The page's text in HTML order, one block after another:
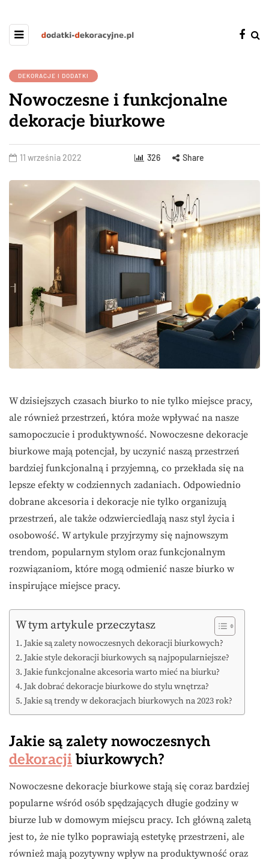
DEKORACJE I DODATKI
Nowoczesne i funkcjonalne
dekoracje biurkowe
11 września 2022 326 Share
W dzisiejszych czasach biurko to nie tylko miejsce pracy,
ale również przestrzeń, która może wpływać na nasze
samopoczucie i produktywność. Nowoczesne dekoracje
biurkowe mają potencjał, by uczynić naszą przestrzeń
bardziej funkcjonalną i przyjemną, co przekłada się na
lepsze efekty w codziennych zadaniach. Odpowiednio
dobrane akcesoria i dekoracje nie tylko organizują
przestrzeń, ale także odzwierciedlają nasz styl życia i
osobowość. W artykule przyjrzymy się najnowszym
trendom, popularnym stylom oraz funkcjonalnym
rozwiązaniom, które mogą odmienić nasze biurko w
inspirujące miejsce pracy.
W tym artykule przeczytasz
Jakie są zalety nowoczesnych dekoracji biurkowych?
Jakie style dekoracji biurkowych są najpopularniejsze?
Jakie funkcjonalne akcesoria warto mieć na biurku?
Jak dobrać dekoracje biurkowe do stylu wnętrza?
Jakie są trendy w dekoracjach biurkowych na 2023 rok?
Jakie są zalety nowoczesnych
dekoracji biurkowych?
Nowoczesne dekoracje biurkowe stają się coraz bardziej
popularne wśród osób spędzających długie godziny w
biurze lub w domowym miejscu pracy. Ich główną zaletą
jest to, że nie tylko poprawiają estetykę przestrzeni, ale
również mają pozytywny wpływ na produktywność oraz